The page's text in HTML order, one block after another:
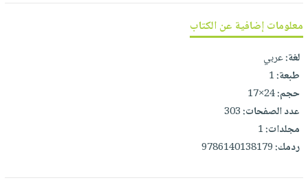
انشر
كتابك
تواصل
معنا
معلومات إضافية عن الكتاب
لغة:عربي
طبعة:1
حجم:24×17
عدد الصفحات:303
مجلدات:1
ردمك:9786140138179